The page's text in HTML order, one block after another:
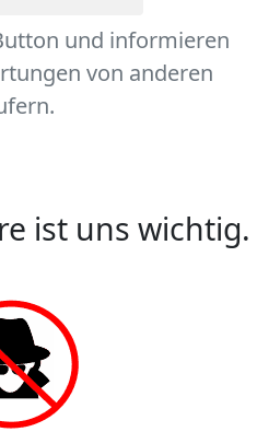
und informieren
von anderen
ist uns wichtig.